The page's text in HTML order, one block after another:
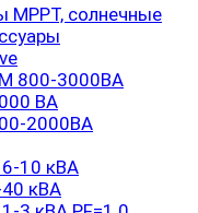
MPPT, солнечные
800-3000ВА
ВА
2000ВА
6-10 кВА
кВА